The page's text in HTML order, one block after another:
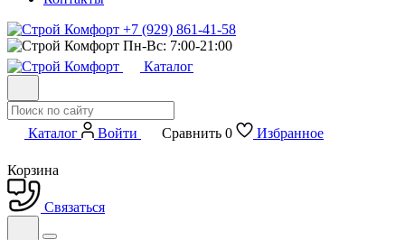
+7 (929) 861-41-58
Пн-Вс: 7:00-21:00
Каталог
Каталог Войти Сравнить 0 Избранное
Корзина
Связаться